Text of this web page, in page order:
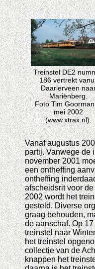
Treinstel DE2
186 vertrekt
Daarlerveen
Mariënberg.
Foto Tim
mei 2002
(www.xtrax.nl).
Vanaf augustus
partij. Vanwege de
november 2001
een ontheffing
ontheffing
afscheidsrit voor
2002 wordt het
gesteld. Diverse
graag behouden,
de aanschaf. Op
treinstel naar
het treinstel
collectie van de
knappen het